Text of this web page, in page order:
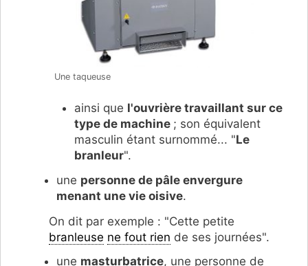
Une taqueuse
ainsi que l'ouvrière travaillant sur ce
type de machine ; son équivalent
masculin étant surnommé... "Le
branleur".
une personne de pâle envergure
menant une vie oisive.
On dit par exemple : "Cette petite
branleuse ne fout rien de ses journées".
une masturbatrice, une personne de